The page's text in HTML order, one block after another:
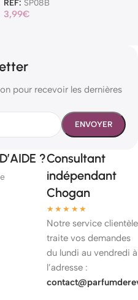
REF: SP08B
3,99€
pour recevoir les dernières
?Consultant
indépendant
Chogan
★★★★★
Notre service clientèle
traite vos demandes
du lundi au vendredi à
l’adresse :